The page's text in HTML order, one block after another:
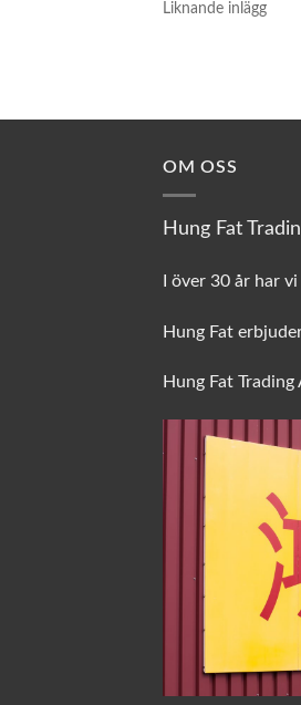
Liknande inlägg
OM OSS
Hung Fat
I över 30 år har
Hung Fat
Hung Fat